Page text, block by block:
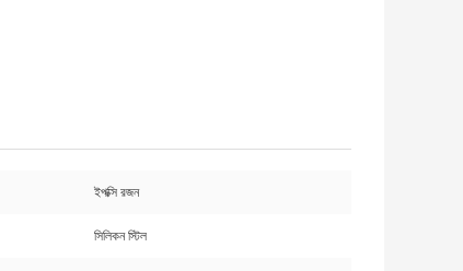
ইপক্সি রজন
সিলিকন স্টিল